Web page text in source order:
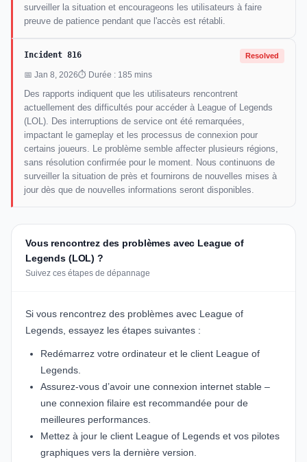
surveiller la situation et encourageons les utilisateurs à faire
preuve de patience pendant que l'accès est rétabli.
Incident 816 Resolved
📅 Jan 8, 2026⏱ Durée : 185 mins
Des rapports indiquent que les utilisateurs rencontrent
actuellement des difficultés pour accéder à League of Legends
(LOL). Des interruptions de service ont été remarquées,
impactant le gameplay et les processus de connexion pour
certains joueurs. Le problème semble affecter plusieurs régions,
sans résolution confirmée pour le moment. Nous continuons de
surveiller la situation de près et fournirons de nouvelles mises à
jour dès que de nouvelles informations seront disponibles.
Vous rencontrez des problèmes avec League of
Legends (LOL) ?
Suivez ces étapes de dépannage
Si vous rencontrez des problèmes avec League of
Legends, essayez les étapes suivantes :
Redémarrez votre ordinateur et le client League of
Legends.
Assurez-vous d’avoir une connexion internet stable –
une connexion filaire est recommandée pour de
meilleures performances.
Mettez à jour le client League of Legends et vos pilotes
graphiques vers la dernière version.